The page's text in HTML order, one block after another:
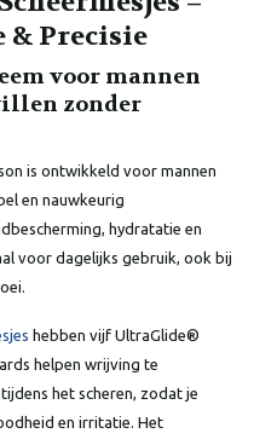
Precisie
voor mannen
zonder
is ontwikkeld voor mannen
en nauwkeurig
hydratatie en
voor dagelijks gebruik, ook bij
hebben vijf UltraGlide®
helpen wrijving te
het scheren, zodat je
en irritatie. Het